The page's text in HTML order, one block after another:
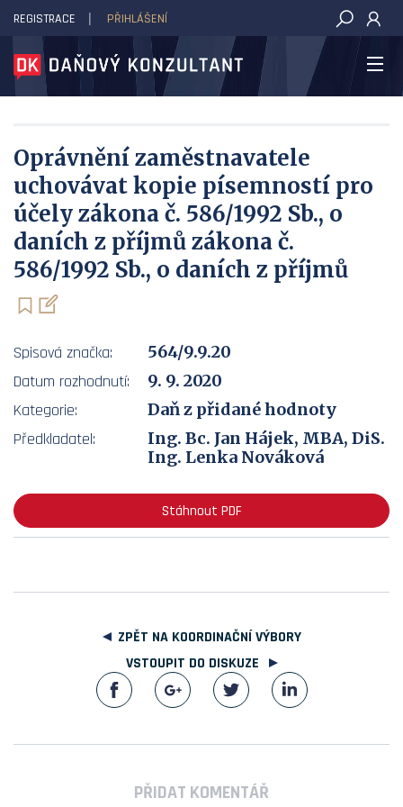
DAŇOVÝ KONZULTANT
REGISTRACE PŘIHLÁŠENÍ
Oprávnění zaměstnavatele
uchovávat kopie písemností pro
účely zákona č. 586/1992 Sb., o
daních z příjmů zákona č.
586/1992 Sb., o daních z příjmů
Spisová značka:
564/9.9.20
Datum rozhodnutí:
9. 9. 2020
Kategorie:
Daň z přidané hodnoty
Předkladatel:
Ing. Bc. Jan Hájek, MBA, DiS.
Ing. Lenka Nováková
Stáhnout PDF
ZPĚT NA KOORDINAČNÍ VÝBORY
VSTOUPIT DO DISKUZE
PŘIDAT KOMENTÁŘ